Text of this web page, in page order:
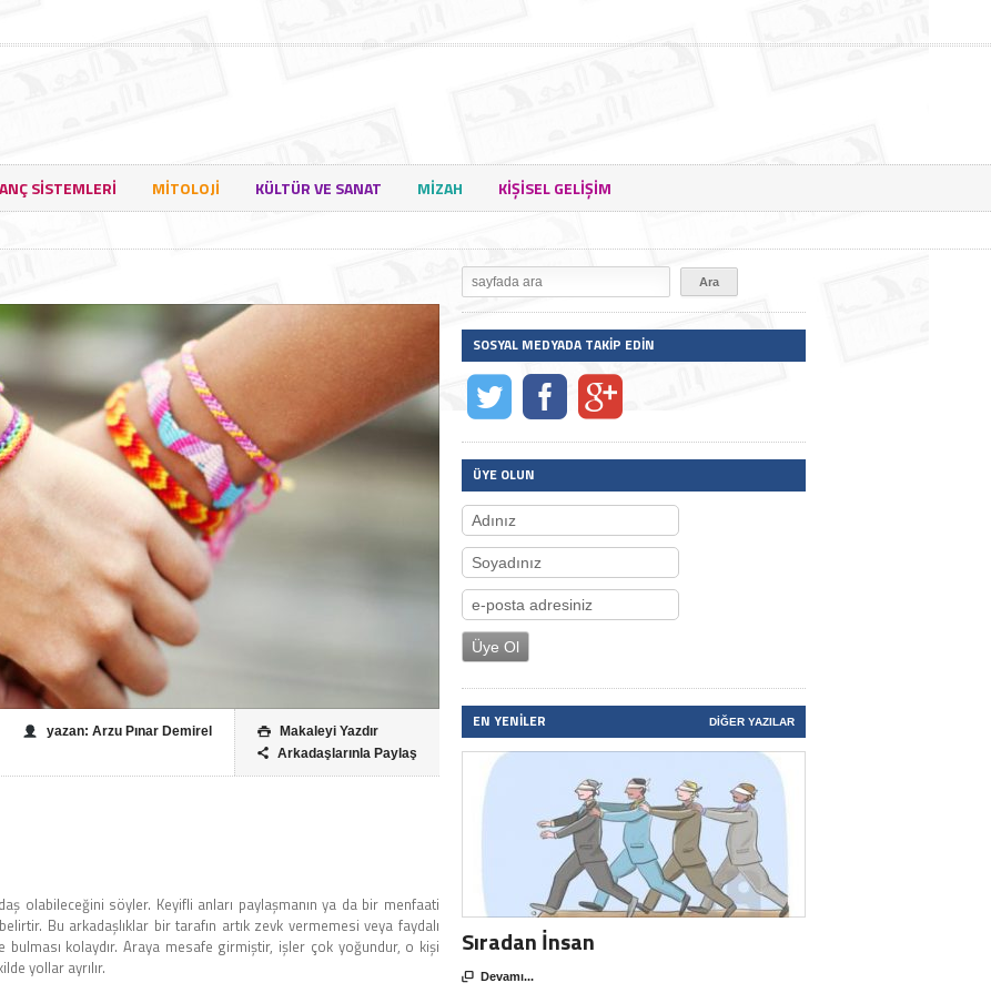
SISTEMLERI MITOLOJI KÜLTÜR VE SANAT MIZAH KIŞISEL GELIŞIM
 Makaleyi Yazdır
 Arkadaşlarınla Paylaş
yazan: Arzu Pınar Demirel
olabileceğini söyler. Keyifli anları paylaşmanın ya da bir menfaati
Bu arkadaşlıklar bir tarafın artık zevk vermemesi veya faydalı
kolaydır. Araya mesafe girmiştir, işler çok yoğundur, o kişi
yollar ayrılır.
SOSYAL MEDYADA TAKIP EDIN
ÜYE OLUN
EN YENILER DIĞER YAZILAR
Sıradan İnsan
 Devamı...